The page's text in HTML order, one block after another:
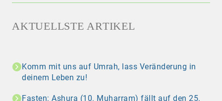
AKTUELLSTE ARTIKEL
Komm mit uns auf Umrah, lass Veränderung in
deinem Leben zu!
Fasten: Ashura (10. Muharram) fällt auf den 25.